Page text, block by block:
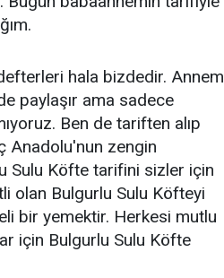
hala bizdedir. Annem
paylaşır ama sadece
Ben de tariften alıp
Anadolu'nun zengin
Sulu Köfte tarifini sizler için
olan Bulgurlu Sulu Köfteyi
bir yemektir. Herkesi mutlu
için Bulgurlu Sulu Köfte